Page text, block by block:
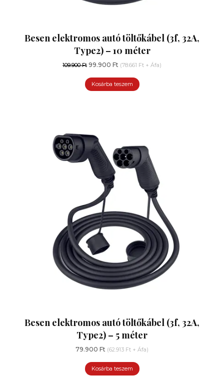
Besen elektromos autó töltőkábel (3f, 32A,
Type2) – 10 méter
109.900Ft Original
was:
99.900 Ft Current
is:
(78.661 Ft + Áfa)
Kosárba teszem
Besen elektromos autó töltőkábel (3f, 32A,
Type2) – 5 méter
79.900 Ft (62.913 Ft + Áfa)
Kosárba teszem